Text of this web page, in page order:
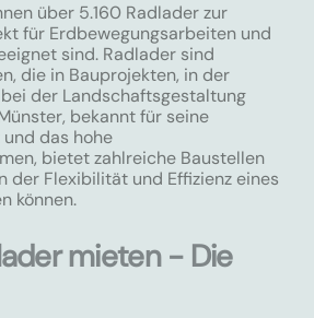
über 5.160 Radlader zur
für Erdbewegungsarbeiten und
sind. Radlader sind
die in Bauprojekten, in der
der Landschaftsgestaltung
bekannt für seine
das hohe
bietet zahlreiche Baustellen
der Flexibilität und Effizienz eines
können.
mieten - Die